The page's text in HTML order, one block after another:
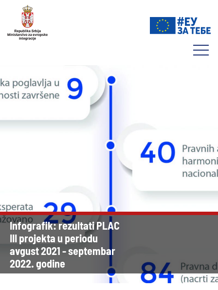
Infografik: rezultati PLAC
III projekta u periodu
avgust 2021 - septembar
2022. godine